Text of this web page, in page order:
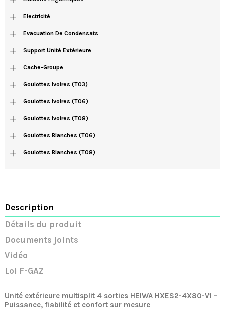
+ Electricité
+ Evacuation De Condensats
+ Support Unité Extérieure
+ Cache-Groupe
+ Goulottes Ivoires (T03)
+ Goulottes Ivoires (T06)
+ Goulottes Ivoires (T08)
+ Goulottes Blanches (T06)
+ Goulottes Blanches (T08)
Description
Détails du produit
Documents joints
Vidéo
Loi F-GAZ
Unité extérieure multisplit 4 sorties HEIWA HXES2-4X80-V1 –
Puissance, fiabilité et confort sur mesure